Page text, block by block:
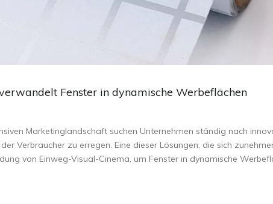
Fenster in dynamische Werbeflächen
Marketinglandschaft suchen Unternehmen ständig nach
Verbraucher zu erregen. Eine dieser Lösungen, die sich
von Einweg-Visual-Cinema, um Fenster in dynamische